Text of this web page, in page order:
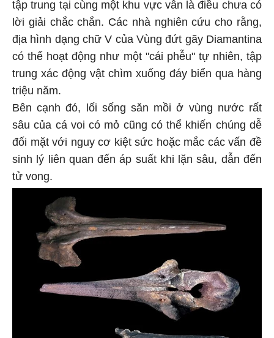
tập trung tại cùng một khu vực vẫn là điều chưa có
lời giải chắc chắn. Các nhà nghiên cứu cho rằng,
địa hình dạng chữ V của Vùng đứt gãy Diamantina
có thể hoạt động như một "cái phễu" tự nhiên, tập
trung xác động vật chìm xuống đáy biển qua hàng
triệu năm.
Bên cạnh đó, lối sống săn mồi ở vùng nước rất
sâu của cá voi có mỏ cũng có thể khiến chúng dễ
đối mặt với nguy cơ kiệt sức hoặc mắc các vấn đề
sinh lý liên quan đến áp suất khi lặn sâu, dẫn đến
tử vong.